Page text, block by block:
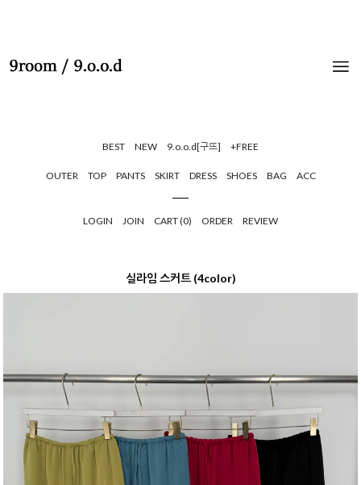
BEST NEW 9.o.o.d[구뜨] +FREE
OUTER TOP PANTS SKIRT DRESS SHOES BAG ACC
LOGIN JOIN CART (0) ORDER REVIEW
실라임 스커트 (4color)